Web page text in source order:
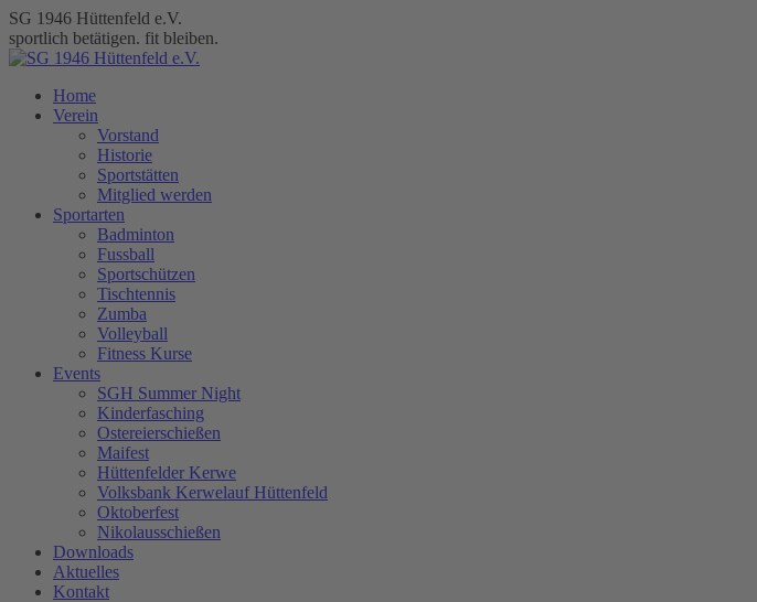
Zum
Inhalt
springen
SG 1946 Hüttenfeld e.V.
sportlich betätigen. fit bleiben.
Home
Verein
Vorstand
Historie
Sportstätten
Mitglied werden
Sportarten
Badminton
Fussball
Sportschützen
Tischtennis
Zumba
Volleyball
Fitness Kurse
Events
SGH Summer Night
Kinderfasching
Ostereierschießen
Maifest
Hüttenfelder Kerwe
Volksbank Kerwelauf Hüttenfeld
Oktoberfest
Nikolausschießen
Downloads
Aktuelles
Kontakt